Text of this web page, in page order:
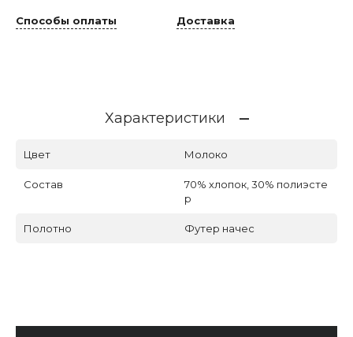
Способы оплаты Доставка
Характеристики
Цвет Молоко
Состав
70% хлопок, 30% полиэсте
р
Полотно Футер начес